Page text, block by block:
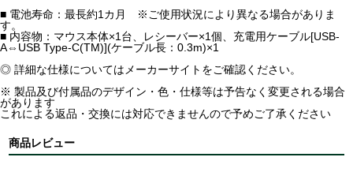
■ 電池寿命：最長約1カ月 ※ご使用状況により異なる場合がありま
す。
■ 内容物：マウス本体×1台、レシーバー×1個、充電用ケーブル[USB-
A⇔USB Type-C(TM)](ケーブル長：0.3m)×1
◎ 詳細な仕様についてはメーカーサイトをご確認ください。
※ 製品及び付属品のデザイン・色・仕様等は予告なく変更される場合
があります
これによる返品・交換には対応できませんので予めご了承ください
商品レビュー